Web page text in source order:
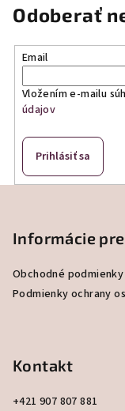
Odoberať
Email
Vložením e-mailu
údajov
Prihlásiť sa
Informácie
Obchodné podmienky
Podmienky ochrany
Kontakt
+421 907 807 881